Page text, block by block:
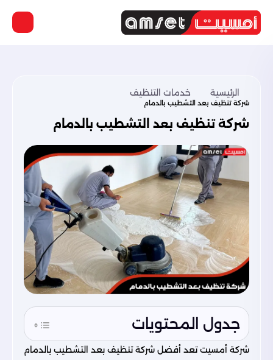
الرئيسية خدمات التنظيف
شركة تنظيف بعد التشطيب بالدمام
شركة تنظيف بعد التشطيب بالدمام
جدول المحتويات
شركة أمسيتتعد أفضل شركة تنظيف بعد التشطيب بالدمام